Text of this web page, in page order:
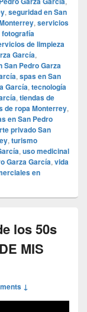
, seguridad en San
, servicios
de limpieza
García,
Pedro Garza
, spas en San
García, tecnología
, tiendas de
de ropa Monterrey,
en San Pedro
privado San
, turismo
, uso medicinal
Garza García, vida
en
los 50s
MIS
↓